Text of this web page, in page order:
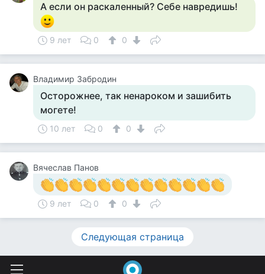
А если он раскаленный? Себе навредишь!
9 лет 0 0
Владимир Забродин
Осторожнее, так ненароком и зашибить
могете!
10 лет 0 0
Вячеслав Панов
9 лет 0 0
Следующая страница